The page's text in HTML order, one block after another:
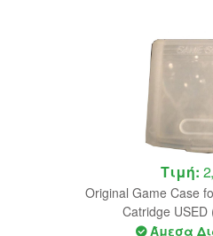
Τιμή:
Original Game Case
Catridge USED
Άμεσα